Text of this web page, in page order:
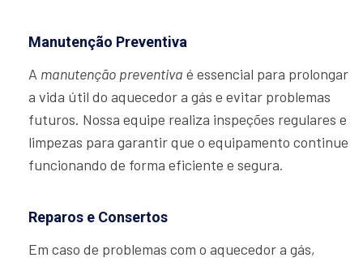
Manutenção Preventiva
A manutenção preventiva é essencial para prolongar
a vida útil do aquecedor a gás e evitar problemas
futuros. Nossa equipe realiza inspeções regulares e
limpezas para garantir que o equipamento continue
funcionando de forma eficiente e segura.
Reparos e Consertos
Em caso de problemas com o aquecedor a gás,